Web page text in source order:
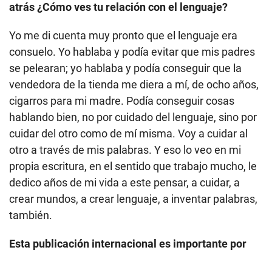
atrás ¿Cómo ves tu relación con el lenguaje?
Yo me di cuenta muy pronto que el lenguaje era
consuelo. Yo hablaba y podía evitar que mis padres
se pelearan; yo hablaba y podía conseguir que la
vendedora de la tienda me diera a mí, de ocho años,
cigarros para mi madre. Podía conseguir cosas
hablando bien, no por cuidado del lenguaje, sino por
cuidar del otro como de mí misma. Voy a cuidar al
otro a través de mis palabras. Y eso lo veo en mi
propia escritura, en el sentido que trabajo mucho, le
dedico años de mi vida a este pensar, a cuidar, a
crear mundos, a crear lenguaje, a inventar palabras,
también.
Esta publicación internacional es importante por